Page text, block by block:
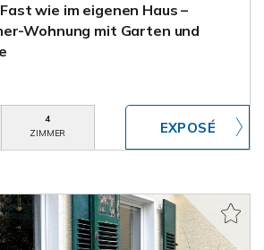
wie im eigenen Haus –
Wohnung mit Garten und
4
ZIMMER